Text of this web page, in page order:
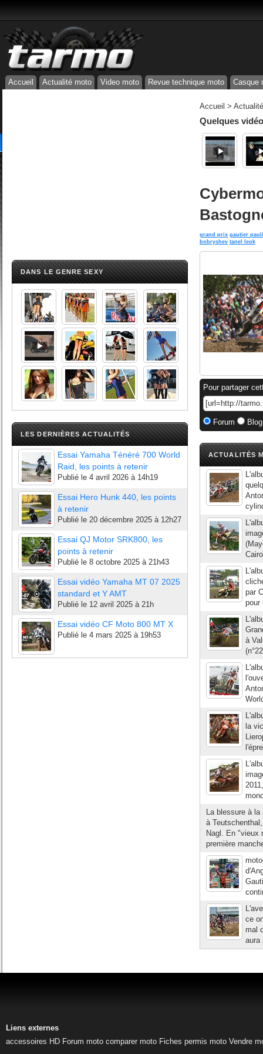
Accueil Actualité moto Video moto Revue technique moto Casque
DANS LE GENRE SEXY
LES DERNIÈRES ACTUALITÉS
Essai Yamaha Ténéré 700 World
Raid, les points à retenir
Publié le 4 avril 2026 à 14h19
Essai Hero Hunk 440, les points
à retenir
Publié le 20 décembre 2025 à 12h27
Essai QJ Motor SRK800, les
points à retenir
Publié le 8 octobre 2025 à 21h43
Essai vidéo Yamaha MT 07 2025
standard et Y AMT
Publié le 12 avril 2025 à 21h
Essai vidéo CF Moto 800 MT X
Publié le 4 mars 2025 à 19h53
Accueil >
Quelques
grand prix gautier
bobryshev tanel leok
Pour partager
Forum
ACTUALITÉS
par
pour
à
la
La blessure à
à
Nagl. En "vieux
première
ce
mal
aura
Liens externes
accessoires HD Forum moto comparer moto Fiches permis moto Vendre